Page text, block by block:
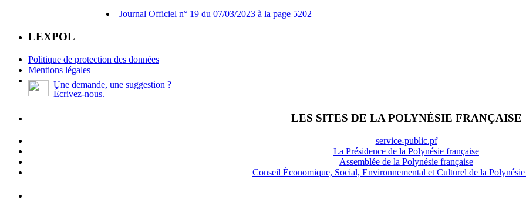
Journal Officiel n° 19 du 07/03/2023 à la page 5202
LEXPOL
Politique de protection des données
Mentions légales
Une demande, une suggestion ?
Écrivez-nous.
LES SITES DE LA POLYNÉSIE FRANÇAISE
service-public.pf
La Présidence de la Polynésie française
Assemblée de la Polynésie française
Conseil Économique, Social, Environnemental et Culturel de la